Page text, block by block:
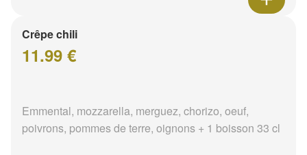
Crêpe chili
11.99 €
Emmental, mozzarella, merguez, chorizo, oeuf,
poivrons, pommes de terre, oignons + 1 boisson 33 cl